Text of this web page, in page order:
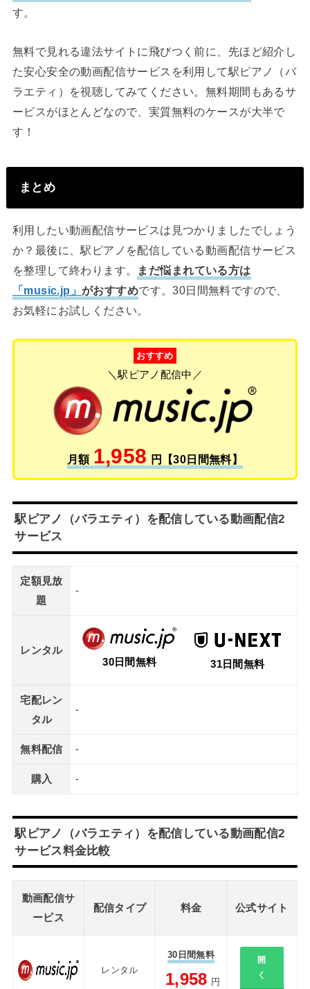
す。
無料で見れる違法サイトに飛びつく前に、先ほど紹介し
た安心安全の動画配信サービスを利用して駅ピアノ（バ
ラエティ）を視聴してみてください。無料期間もあるサ
ービスがほとんどなので、実質無料のケースが大半で
す！
まとめ
利用したい動画配信サービスは見つかりましたでしょう
か？最後に、駅ピアノを配信している動画配信サービス
を整理して終わります。
まだ悩まれている方は
「music.jp」がおすすめです。30日間無料ですので、
お気軽にお試しください。
おすすめ
＼駅ピアノ配信中／
月額 1,958 円【30日間無料】
駅ピアノ（バラエティ）を配信している動画配信2
サービス
定額見放
題
-
レンタル
30日間無料
31日間無料
宅配レン
タル
-
無料配信 -
購入 -
駅ピアノ（バラエティ）を配信している動画配信2
サービス料金比較
動画配信サ
ービス
配信タイプ 料金 公式サイト
レンタル
30日間無料
1,958 円
開
く